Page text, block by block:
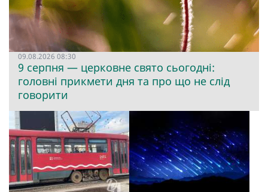
09.08.2026 08:30
9 серпня — церковне свято сьогодні:
головні прикмети дня та про що не слід
говорити